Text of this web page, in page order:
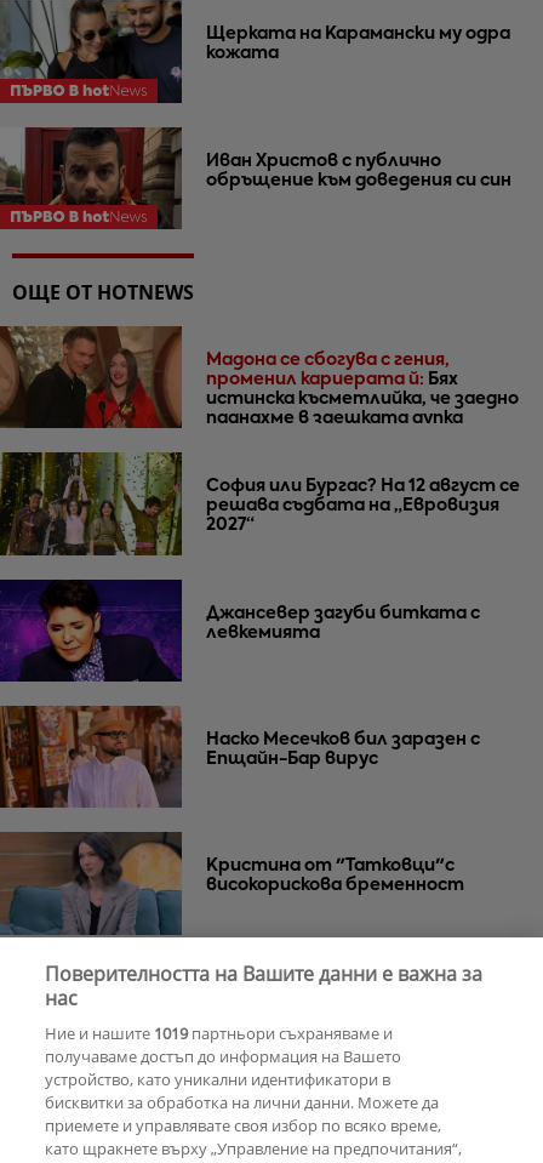
Щерката на Карамански му одра
кожата
Иван Христов с публично
обръщение към доведения си син
ОЩЕ ОТ HOTNEWS
Мадона се сбогува с гения,
променил кариерата й: Бях
истинска късметлийка, че заедно
паднахме в заешката дупка
София или Бургас? На 12 август се
решава съдбата на „Евровизия
2027“
Джансевер загуби битката с
левкемията
Наско Месечков бил заразен с
Епщайн-Бар вирус
Кристина от "Татковци"с
високорискова бременност
РЕКЛАМА
Поверителността на Вашите данни е важна за
нас
Ние и нашите 1019партньори съхраняваме и
получаваме достъп до информация на Вашето
устройство, като уникални идентификатори в
бисквитки за обработка на лични данни. Можете да
приемете и управлявате своя избор по всяко време,
като щракнете върху „Управление на предпочитания“,